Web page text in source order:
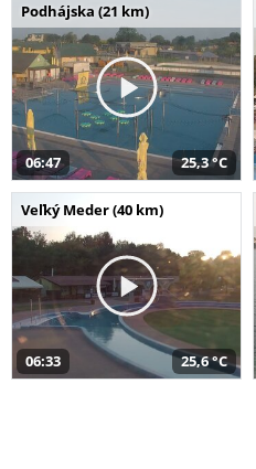
Podhájska (21 km)
06:47 25,3 °C
Veľký Meder (40 km)
06:33 25,6 °C